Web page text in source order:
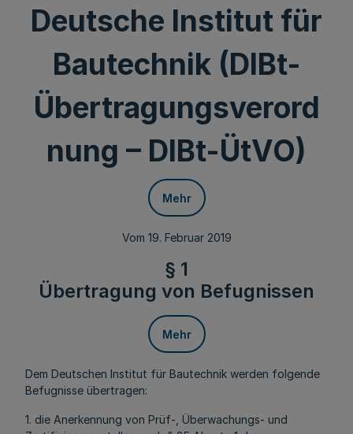
Deutsche Institut für
Bautechnik (DIBt-
Übertragungsverord
nung – DIBt-ÜtVO)
Mehr
Vom 19. Februar 2019
§ 1
Übertragung von Befugnissen
Mehr
Dem Deutschen Institut für Bautechnik werden folgende
Befugnisse übertragen:
1. die Anerkennung von Prüf-, Überwachungs- und